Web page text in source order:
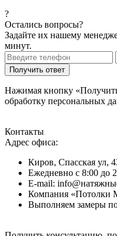
?
Остались вопросы?
Задайте их нашему
минут.
Нажимая кнопку
обработку персональных
Контакты
Адрес офиса:
Киров, Спасская ул,
Ежедневно с 8:00 до
E-mail:
Компания «Потолки
Выполняем замеры